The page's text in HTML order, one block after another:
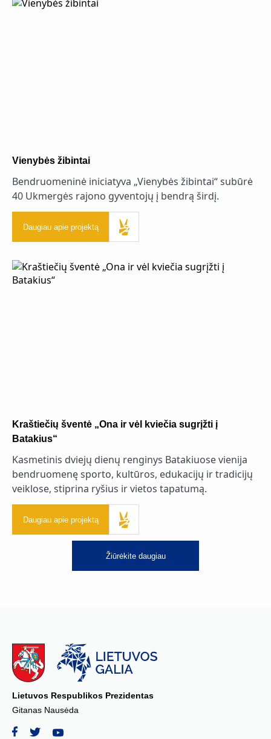
Vienybės žibintai
Bendruomeninė iniciatyva „Vienybės žibintai“ subūrė
40 Ukmergės rajono gyventojų į bendrą širdį.
Daugiau apie projektą
Kraštiečių šventė „Ona ir vėl kviečia sugrįžti į
Batakius“
Kasmetinis dviejų dienų renginys Batakiuose vienija
bendruomenę sporto, kultūros, edukacijų ir tradicijų
veiklose, stiprina ryšius ir vietos tapatumą.
Daugiau apie projektą
Žiūrėkite daugiau
Lietuvos Respublikos Prezidentas
Gitanas Nausėda